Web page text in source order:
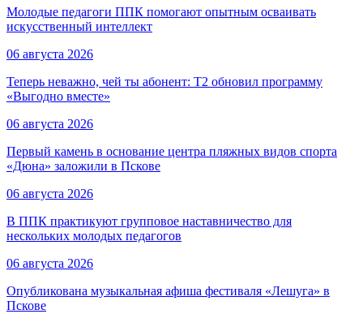
Молодые педагоги ППК помогают опытным осваивать
искусственный интеллект
06 августа 2026
Теперь неважно, чей ты абонент: T2 обновил программу
«Выгодно вместе»
06 августа 2026
Первый камень в основание центра пляжных видов спорта
«Дюна» заложили в Пскове
06 августа 2026
В ППК практикуют групповое наставничество для
нескольких молодых педагогов
06 августа 2026
Опубликована музыкальная афиша фестиваля «Лешуга» в
Пскове